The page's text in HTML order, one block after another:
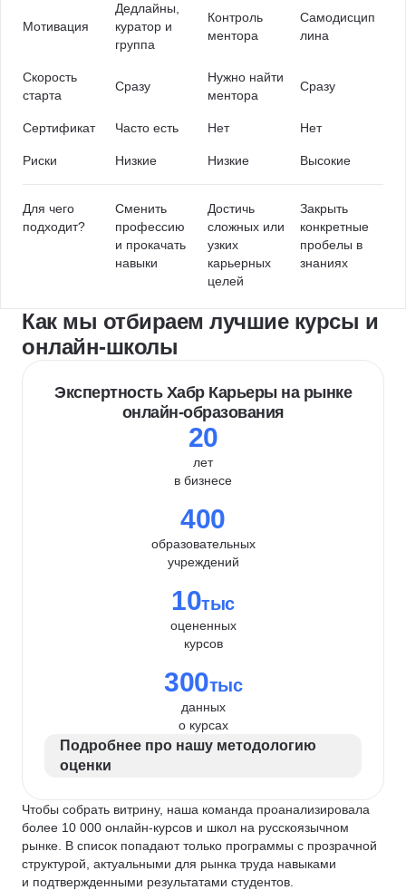
Мотивация
Дедлайны,
куратор и
группа
Контроль
ментора
Самодисцип
лина
Скорость
старта
Сразу
Нужно найти
ментора
Сразу
Сертификат Часто есть Нет Нет
Риски Низкие Низкие Высокие
Для чего
подходит?
Сменить
профессию
и прокачать
навыки
Достичь
сложных или
узких
карьерных
целей
Закрыть
конкретные
пробелы в
знаниях
Как мы отбираем лучшие курсы и
онлайн-школы
Экспертность Хабр Карьеры на рынке
онлайн-образования
20
лет
в бизнесе
400
образовательных
учреждений
10тыс
оцененных
курсов
300тыс
данных
о курсах
Подробнее про нашу методологию
оценки
Чтобы собрать витрину, наша команда проанализировала
более 10 000 онлайн-курсов и школ на русскоязычном
рынке. В список попадают только программы с прозрачной
структурой, актуальными для рынка труда навыками
и подтвержденными результатами студентов.